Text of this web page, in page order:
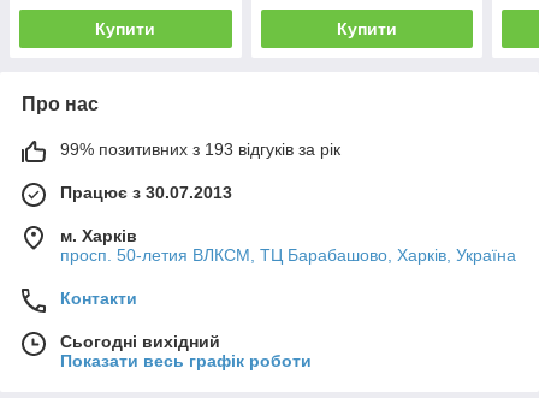
Купити Купити
Про нас
99% позитивних з 193 відгуків за рік
Працює з 30.07.2013
м. Харків
просп. 50-летия ВЛКСМ, ТЦ Барабашово, Харків, Україна
Контакти
Сьогодні вихідний
Показати весь графік роботи